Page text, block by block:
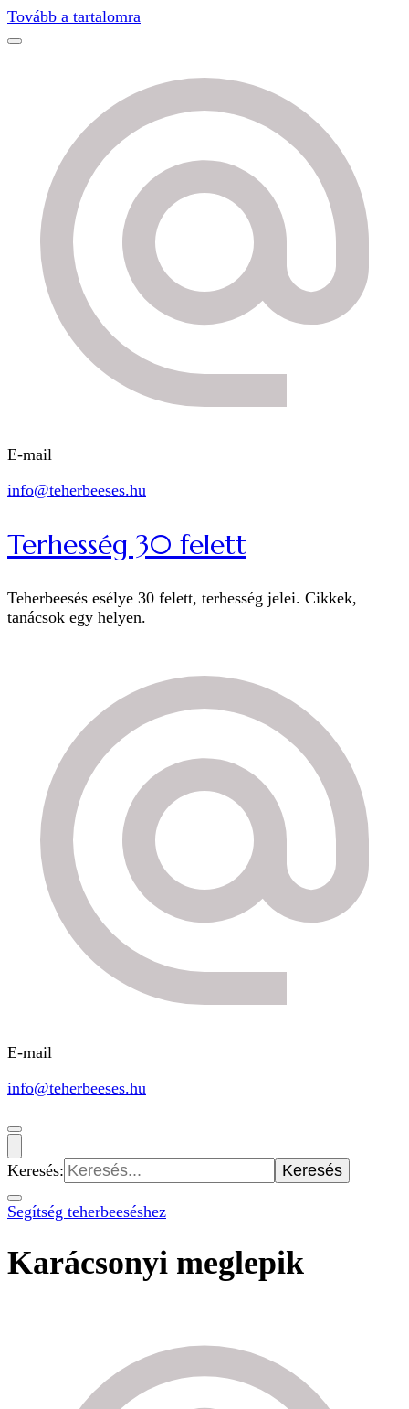
Tovább a tartalomra
E-mail
info@teherbeeses.hu
Terhesség 30 felett
Teherbeesés esélye 30 felett, terhesség jelei. Cikkek,
tanácsok egy helyen.
E-mail
info@teherbeeses.hu
Keresés:
Segítség teherbeeséshez
Karácsonyi meglepik